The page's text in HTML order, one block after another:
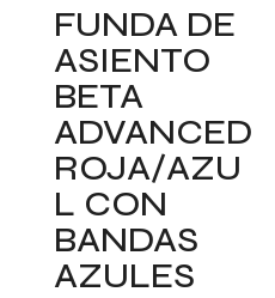
FUNDA DE
ASIENTO
BETA
ADVANCED
ROJA/AZU
L CON
BANDAS
AZULES